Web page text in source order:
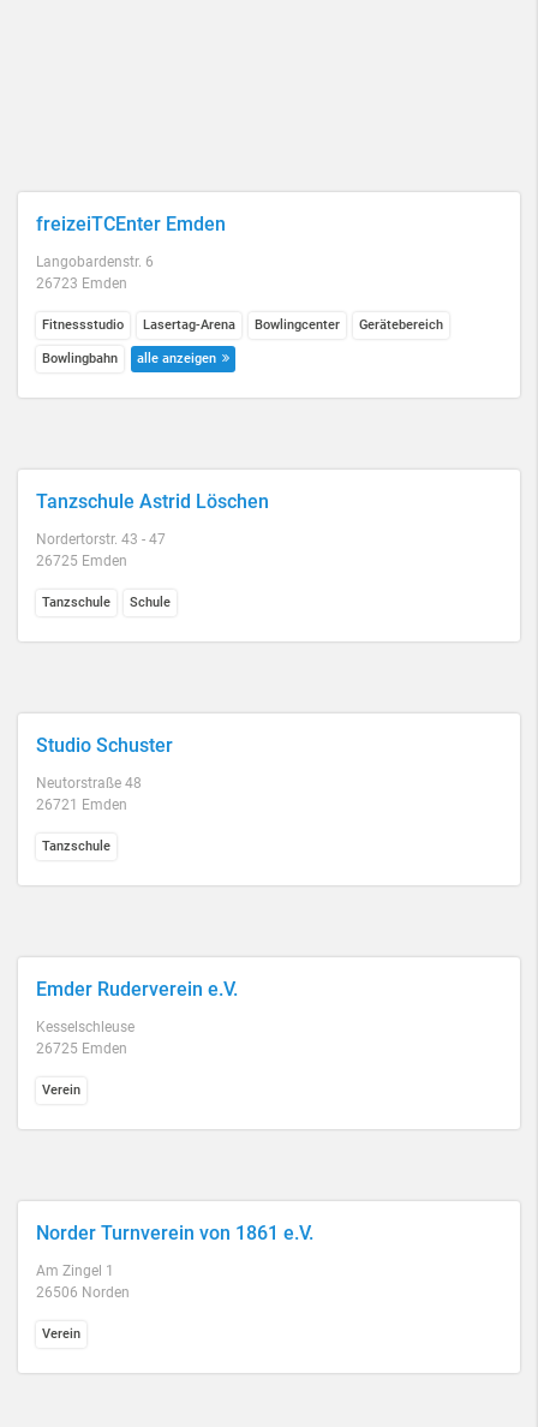
freizeiTCEnter Emden
Langobardenstr. 6
26723 Emden
Fitnessstudio Lasertag-Arena Bowlingcenter Gerätebereich
Bowlingbahn alle anzeigen
Tanzschule Astrid Löschen
Nordertorstr. 43 - 47
26725 Emden
Tanzschule Schule
Studio Schuster
Neutorstraße 48
26721 Emden
Tanzschule
Emder Ruderverein e.V.
Kesselschleuse
26725 Emden
Verein
Norder Turnverein von 1861 e.V.
Am Zingel 1
26506 Norden
Verein